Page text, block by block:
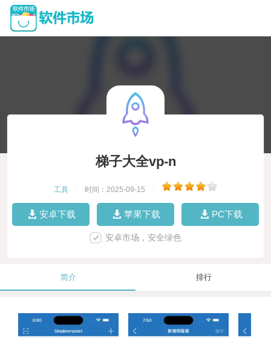
梯子大全vp-n
工具 时间：2025-09-15
安卓下载 苹果下载 PC下载
安卓市场，安全绿色
简介 排行